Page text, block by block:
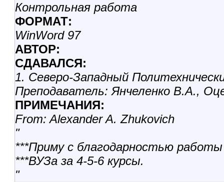
Контрольная работа
ФОРМАТ:
WinWord 97
АВТОР:
СДАВАЛСЯ:
1. Северо-Западный
Преподаватель: Янчеленко В.А.,
ПРИМЕЧАНИЯ:
From: Alexander A. Zhukovich
"
***Приму с благодарностью
***ВУЗа за 4-5-6 курсы.
"